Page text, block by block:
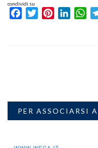
condividi su
FacebookTwitterPinterest
PER ASSOCIARSI